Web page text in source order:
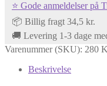
⭐ Gode anmeldelser på
📦 Billig fragt 34,5 kr.
🚚 Levering 1-3 dage
Varenummer (SKU): 280
Beskrivelse